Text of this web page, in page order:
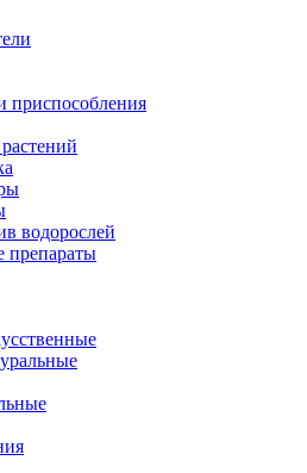
приспособления
водорослей
препараты